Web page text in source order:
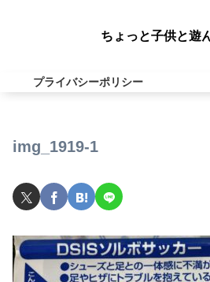
ちょっと子供と遊
プライバシーポリシー
img_1919-1